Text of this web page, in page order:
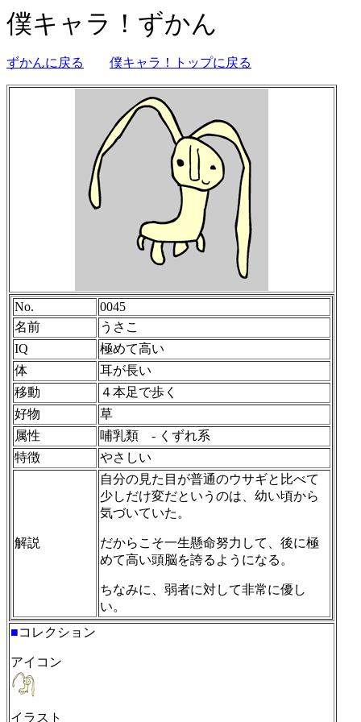
僕キャラ！ずかん
ずかんに戻る 僕キャラ！トップに戻る
No.
0045
名前
うさこ
IQ
極めて高い
体
耳が長い
移動
４本足で歩く
好物
草
属性
哺乳類 - くずれ系
特徴
やさしい
解説
自分の見た目が普通のウサギと比べて
少しだけ変だというのは、幼い頃から
気づいていた。
だからこそ一生懸命努力して、後に極
めて高い頭脳を誇るようになる。
ちなみに、弱者に対して非常に優し
い。
■コレクション
アイコン
イラスト